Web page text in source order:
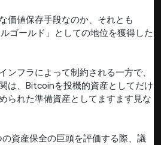
価値保存手段なのか、それとも
ゴールド」としての地位を獲得した
ンフラによって制約される一方で、
は、Bitcoinを投機的資産としてだけ
られた準備資産としてますます見な
資産保全の巨頭を評価する際、議